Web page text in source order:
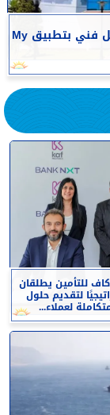
تنظيم الاتصالات في مصر: عدم وجود أي عطل فني بتطبيق My
للتأمين يطلقان
لتقديم حلول
لعملاء...